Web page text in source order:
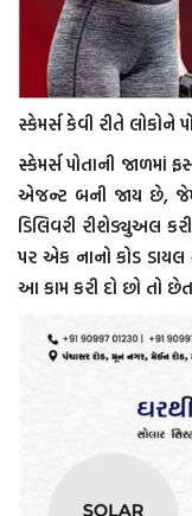
સ્કેમર્સ કેવી રીતે લોકોને
સ્કેમર્સ પોતાની જાળમાં
એજન્ટ બની જાય છે,
ડિલિવરી રીશેડ્યુઅલ
પર એક નાનો કોડ
આ કામ કરી દો છો તો